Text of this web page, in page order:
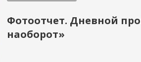
Фотоотчет. Дневной
наоборот»